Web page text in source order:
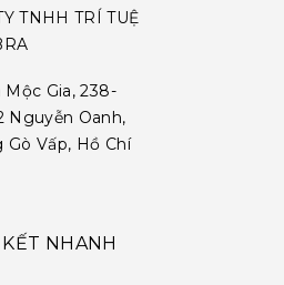
TNHH TRÍ TUỆ
Mộc Gia, 238-
Nguyễn Oanh,
Gò Vấp, Hồ Chí
NHANH